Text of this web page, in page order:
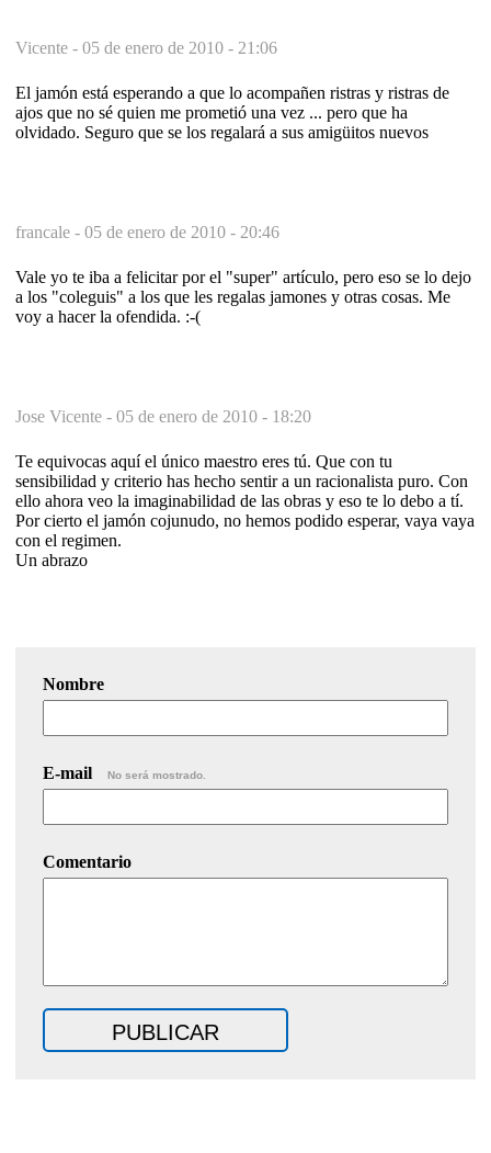
Vicente - 05 de enero de 2010 - 21:06
El jamón está esperando a que lo acompañen ristras y ristras de
ajos que no sé quien me prometió una vez ... pero que ha
olvidado. Seguro que se los regalará a sus amigüitos nuevos
francale - 05 de enero de 2010 - 20:46
Vale yo te iba a felicitar por el "super" artículo, pero eso se lo dejo
a los "coleguis" a los que les regalas jamones y otras cosas. Me
voy a hacer la ofendida. :-(
Jose Vicente - 05 de enero de 2010 - 18:20
Te equivocas aquí el único maestro eres tú. Que con tu
sensibilidad y criterio has hecho sentir a un racionalista puro. Con
ello ahora veo la imaginabilidad de las obras y eso te lo debo a tí.
Por cierto el jamón cojunudo, no hemos podido esperar, vaya vaya
con el regimen.
Un abrazo
Nombre
E-mail No será mostrado.
Comentario